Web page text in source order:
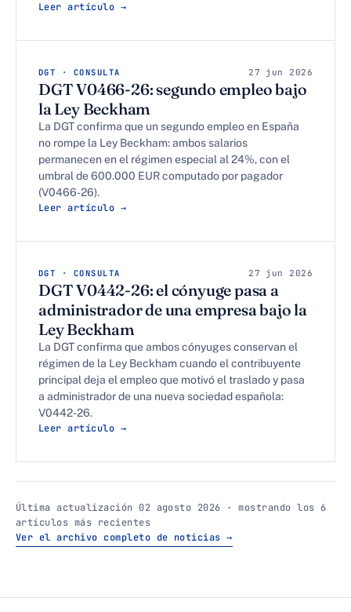
Leer artículo →
DGT · CONSULTA 27 jun 2026
DGT V0466-26: segundo empleo bajo
la Ley Beckham
La DGT confirma que un segundo empleo en España
no rompe la Ley Beckham: ambos salarios
permanecen en el régimen especial al 24%, con el
umbral de 600.000 EUR computado por pagador
(V0466-26).
Leer artículo →
DGT · CONSULTA 27 jun 2026
DGT V0442-26: el cónyuge pasa a
administrador de una empresa bajo la
Ley Beckham
La DGT confirma que ambos cónyuges conservan el
régimen de la Ley Beckham cuando el contribuyente
principal deja el empleo que motivó el traslado y pasa
a administrador de una nueva sociedad española:
V0442-26.
Leer artículo →
Última actualización 02 agosto 2026 · mostrando los 6
artículos más recientes
Ver el archivo completo de noticias →